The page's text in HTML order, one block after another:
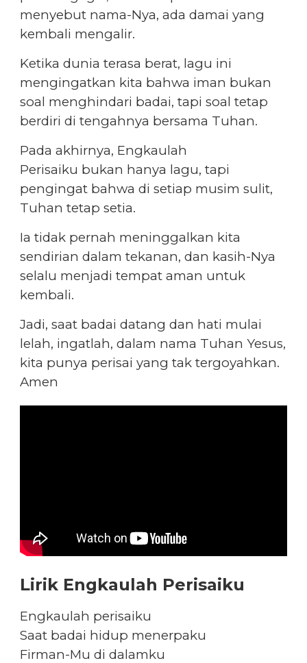
menyebut nama-Nya, ada damai yang
kembali mengalir.
Ketika dunia terasa berat, lagu ini
mengingatkan kita bahwa iman bukan
soal menghindari badai, tapi soal tetap
berdiri di tengahnya bersama Tuhan.
Pada akhirnya, Engkaulah
Perisaiku bukan hanya lagu, tapi
pengingat bahwa di setiap musim sulit,
Tuhan tetap setia.
Ia tidak pernah meninggalkan kita
sendirian dalam tekanan, dan kasih-Nya
selalu menjadi tempat aman untuk
kembali.
Jadi, saat badai datang dan hati mulai
lelah, ingatlah, dalam nama Tuhan Yesus,
kita punya perisai yang tak tergoyahkan.
Amen
Lirik Engkaulah Perisaiku
Engkaulah perisaiku
Saat badai hidup menerpaku
Firman-Mu di dalamku